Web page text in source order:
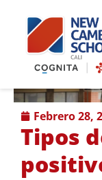
febrero 28,
Tipos